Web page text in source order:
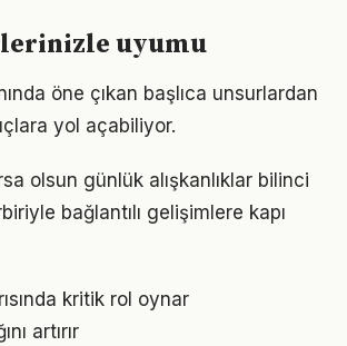
uyumu
öne çıkan başlıca unsurlardan
yol açabiliyor.
olsun günlük alışkanlıklar bilinci
bağlantılı gelişimlere kapı
kritik rol oynar
artırır